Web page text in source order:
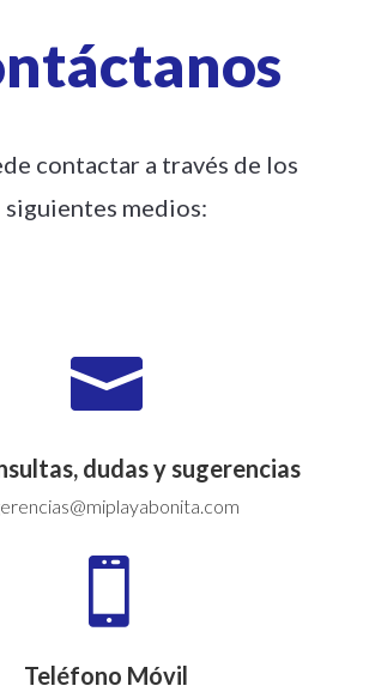
contactar a través de los
siguientes medios:

dudas y sugerencias

Teléfono Móvil